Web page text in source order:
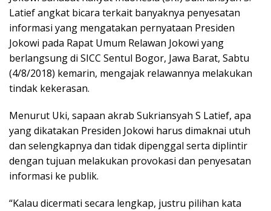
Latief angkat bicara terkait banyaknya penyesatan
informasi yang mengatakan pernyataan Presiden
Jokowi pada Rapat Umum Relawan Jokowi yang
berlangsung di SICC Sentul Bogor, Jawa Barat, Sabtu
(4/8/2018) kemarin, mengajak relawannya melakukan
tindak kekerasan.
Menurut Uki, sapaan akrab Sukriansyah S Latief, apa
yang dikatakan Presiden Jokowi harus dimaknai utuh
dan selengkapnya dan tidak dipenggal serta diplintir
dengan tujuan melakukan provokasi dan penyesatan
informasi ke publik.
“Kalau dicermati secara lengkap, justru pilihan kata